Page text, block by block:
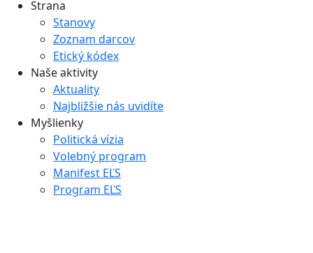
Strana
Stanovy
Zoznam darcov
Etický kódex
Naše aktivity
Aktuality
Najbližšie nás uvidíte
Myšlienky
Politická vízia
Volebný program
Manifest EĽS
Program EĽS